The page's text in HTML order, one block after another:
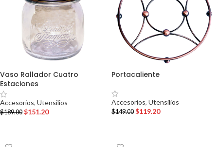
Vaso Rallador Cuatro
Estaciones
Accesorios, Utensilios
$189.00 $151.20
Portacaliente
Accesorios, Utensilios
$149.00 $119.20